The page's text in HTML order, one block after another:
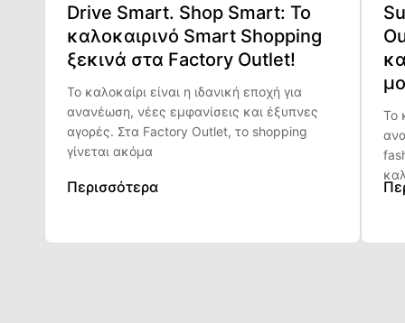
Drive Smart. Shop Smart: Το
καλοκαιρινό Smart Shopping
ξεκινά στα Factory Outlet!
Το καλοκαίρι είναι η ιδανική εποχή για
ανανέωση, νέες εμφανίσεις και έξυπνες
αγορές. Στα Factory Outlet, το shopping
γίνεται ακόμα
Περισσότερα
Το